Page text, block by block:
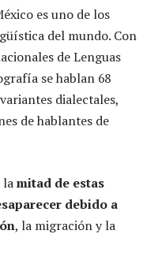
es uno de los
del mundo. Con
de Lenguas
se hablan 68
dialectales,
de hablantes de
lamitad de estas
debido a
, la migración y la